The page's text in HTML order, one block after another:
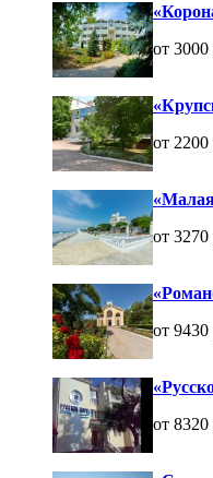
от 3000
от 2200
от 3270
от 9430
от 8320